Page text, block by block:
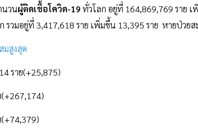
นวนผู้ติดเชื้อโควิด-19 ทั่วโลก อยู่ที่ 164,869,769 ราย
รวมอยู่ที่ 3,417,618 ราย เพิ่มขึ้น 13,395 ราย หายป่วย
มสูงสุด
ราย(+25,875)